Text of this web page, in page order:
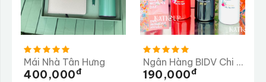
Mái Nhà Tân Hưng
400,000Đ
Ngân Hàng BIDV Chi Nhánh Dung Quất
190,000Đ